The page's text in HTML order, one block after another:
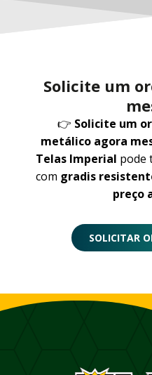
Solicite um
👉 Solicite um
metálico agora
Telas Imperial pode
com gradis
preço
SOLICITAR